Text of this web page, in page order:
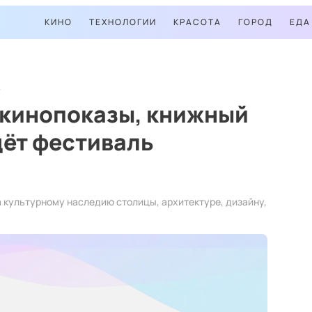
КИНО ТЕХНОЛОГИИ КРАСОТА ГОРОД ЕДА
книжный
фестиваль
наследию столицы, архитектуре, дизайну,